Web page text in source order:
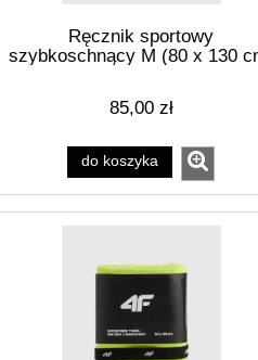
Ręcznik sportowy
szybkoschnący M (80 x 130
85,00 zł
do koszyka